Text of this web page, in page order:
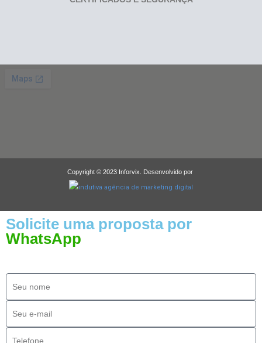
Copyright © 2023 Inforvix. Desenvolvido por
Solicite uma proposta por
WhatsApp